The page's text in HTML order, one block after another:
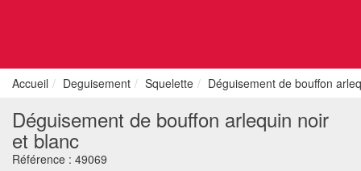
Accueil Deguisement Squelette Déguisement de bouffon
Déguisement de bouffon arlequin noir
et blanc
Référence : 49069